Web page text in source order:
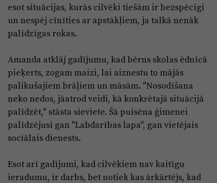
esot situācijas, kurās cilvēki tiešām ir bezspēcīgi
un nespēj cīnīties ar apstākļiem, ja talkā nenāk
palīdzīgas rokas.
Amanda atklāj gadījumu, kad bērns skolas ēdnīcā
pieķerts, zogam maizi, lai aiznestu to mājās
palikušajiem brāļiem un māsām. "Nosodīšana
neko nedos, jāatrod veidi, kā konkrētajā situācijā
palīdzēt," stāsta sieviete. Šā puisēna ģimenei
palīdzējusi gan "Labdarības lapa", gan vietējais
sociālais dienests.
Esot arī gadījumi, kad cilvēkiem nav kaitīgu
ieradumu, ir darbs, bet notiek kas ārkārtējs, kad